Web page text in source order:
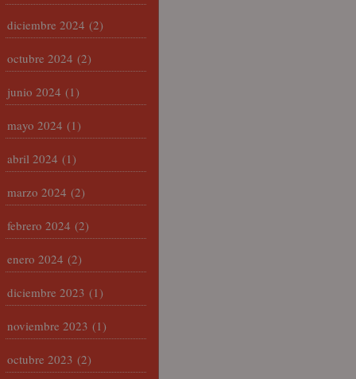
diciembre 2024 (2)
octubre 2024 (2)
junio 2024 (1)
mayo 2024 (1)
abril 2024 (1)
marzo 2024 (2)
febrero 2024 (2)
enero 2024 (2)
diciembre 2023 (1)
noviembre 2023 (1)
octubre 2023 (2)